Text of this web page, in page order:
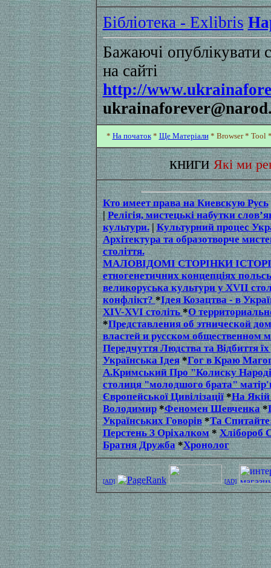
Бібліотека - Exlibris
Бажаючі опублікувати
на сайті
http://
* На початок* Ще Матеріали* Browser* Tool
книгиЯкі ми
Кто имеет права на Киевскую Русь
|Релігія, мистецькі набутки
культури.|Культурний процес
Архітектура та образотворче
століття.
МАЛОВІДОМІ СТОРІНКИ
етногенетичних концепціях
великоруська культури у XVII
конфлікт?*Ідея Козацтва - в
XIV-XVI століть*О
*Представления об этнической
властей и русском общественном
Передчуття Людства та Відбиття їх
Українська Ідея*Гог в Краю
А.Кримський Про "Колиску
столиця "молодшого брата"
Європейської Цивілізації*На
Володимир*Феномен Шевченка*
Українських Говорів*Та
Перстень З Оріхалком*Хлібороб
Братня Дружба*Хронолог
[AD] [AD]